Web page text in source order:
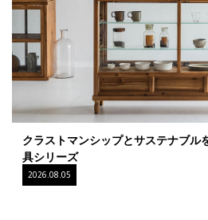
クラストマンシップとサステナブル
具シリーズ
2026.08.05